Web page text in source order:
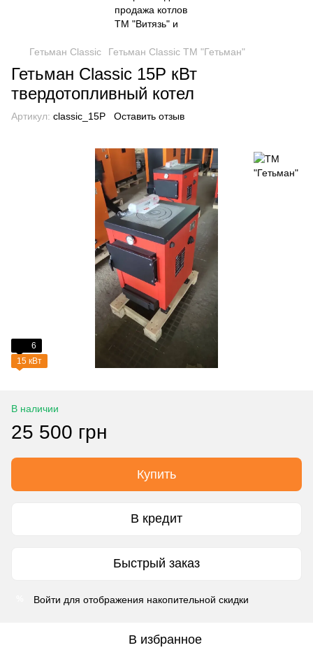
Гетьман Classic Гетьман Classic ТМ "Гетьман"
Гетьман Classic 15P кВт
твердотопливный котел
Артикул: classic_15P Оставить отзыв
6
15 кВт
В наличии
25 500 грн
Купить
В кредит
Быстрый заказ
Войти для отображения накопительной скидки
В избранное